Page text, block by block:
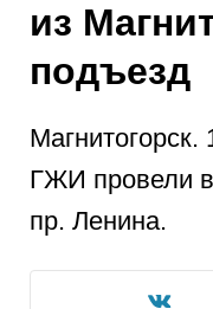
из
подъезд
Магнитогорск.
ГЖИ провели
пр. Ленина.